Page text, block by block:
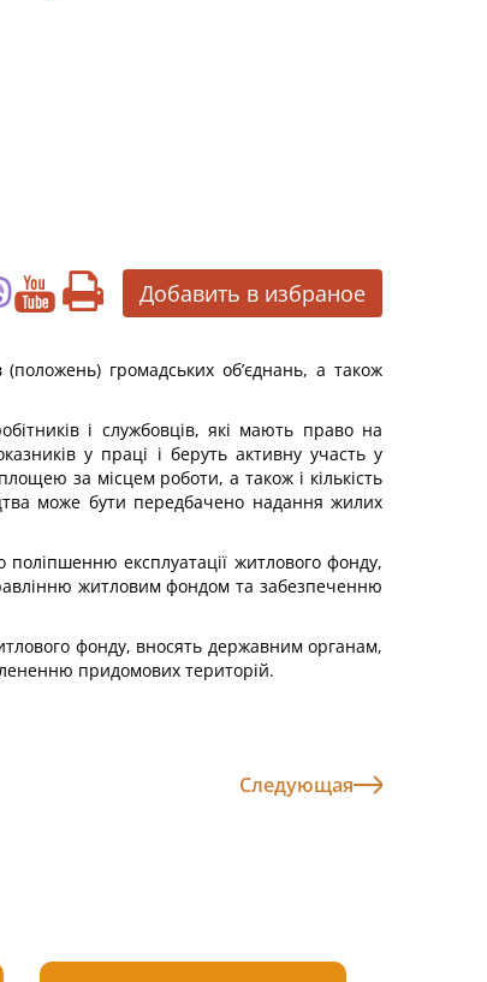
Добавить в избраное
(положень) громадських об’єднань, а також
і службовців, які мають право на
у праці і беруть активну участь у
за місцем роботи, а також і кількість
може бути передбачено надання жилих
поліпшенню експлуатації житлового фонду,
житловим фондом та забезпеченню
фонду, вносять державним органам,
придомових територій.
Следующая